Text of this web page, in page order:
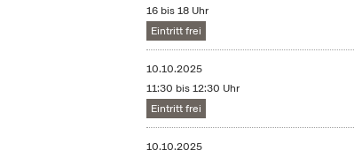
16 bis 18 Uhr
Eintritt frei
10.10.2025
11:30 bis 12:30 Uhr
Eintritt frei
10.10.2025